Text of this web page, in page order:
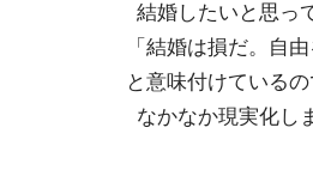
結婚したいと思っ
「結婚は損だ。自由
と意味付けているの
なかなか現実化し